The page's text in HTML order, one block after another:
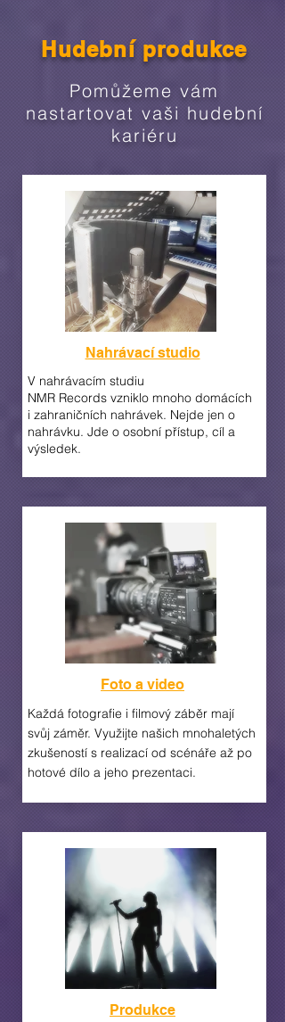
Hudební produkce
Pomůžeme vám
nastartovat vaši hudební
kariéru
Nahrávací studio
V nahrávacím studiu
NMR Records vzniklo mnoho domácích
i zahraničních nahrávek. Nejde jen o
nahrávku. Jde o osobní přístup, cíl a
výsledek.
Foto a video
Každá fotografie i filmový záběr mají
svůj záměr. Využijte našich mnohaletých
zkušeností s realizací od scénáře až po
hotové dílo a jeho prezentaci.
Produkce